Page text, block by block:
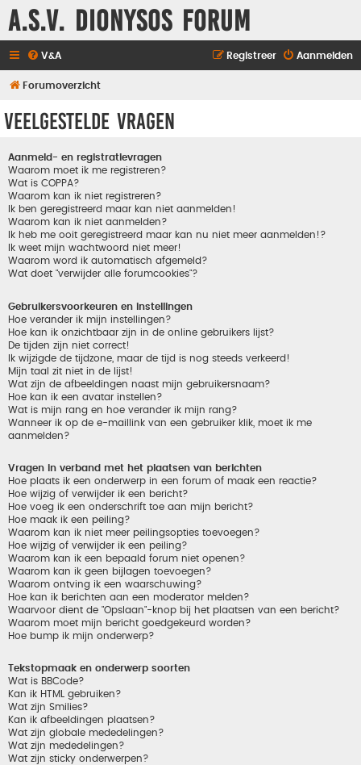
A.S.V. Dionysos Forum
V&A Aanmelden
Registreer
Forumoverzicht
Veelgestelde vragen
Aanmeld- en registratievragen
Waarom moet ik me registreren?
Wat is COPPA?
Waarom kan ik niet registreren?
Ik ben geregistreerd maar kan niet aanmelden!
Waarom kan ik niet aanmelden?
Ik heb me ooit geregistreerd maar kan nu niet meer aanmelden!?
Ik weet mijn wachtwoord niet meer!
Waarom word ik automatisch afgemeld?
Wat doet "verwijder alle forumcookies"?
Gebruikersvoorkeuren en instellingen
Hoe verander ik mijn instellingen?
Hoe kan ik onzichtbaar zijn in de online gebruikers lijst?
De tijden zijn niet correct!
Ik wijzigde de tijdzone, maar de tijd is nog steeds verkeerd!
Mijn taal zit niet in de lijst!
Wat zijn de afbeeldingen naast mijn gebruikersnaam?
Hoe kan ik een avatar instellen?
Wat is mijn rang en hoe verander ik mijn rang?
Wanneer ik op de e-maillink van een gebruiker klik, moet ik me
aanmelden?
Vragen in verband met het plaatsen van berichten
Hoe plaats ik een onderwerp in een forum of maak een reactie?
Hoe wijzig of verwijder ik een bericht?
Hoe voeg ik een onderschrift toe aan mijn bericht?
Hoe maak ik een peiling?
Waarom kan ik niet meer peilingsopties toevoegen?
Hoe wijzig of verwijder ik een peiling?
Waarom kan ik een bepaald forum niet openen?
Waarom kan ik geen bijlagen toevoegen?
Waarom ontving ik een waarschuwing?
Hoe kan ik berichten aan een moderator melden?
Waarvoor dient de "Opslaan"-knop bij het plaatsen van een bericht?
Waarom moet mijn bericht goedgekeurd worden?
Hoe bump ik mijn onderwerp?
Tekstopmaak en onderwerp soorten
Wat is BBCode?
Kan ik HTML gebruiken?
Wat zijn Smilies?
Kan ik afbeeldingen plaatsen?
Wat zijn globale mededelingen?
Wat zijn mededelingen?
Wat zijn sticky onderwerpen?